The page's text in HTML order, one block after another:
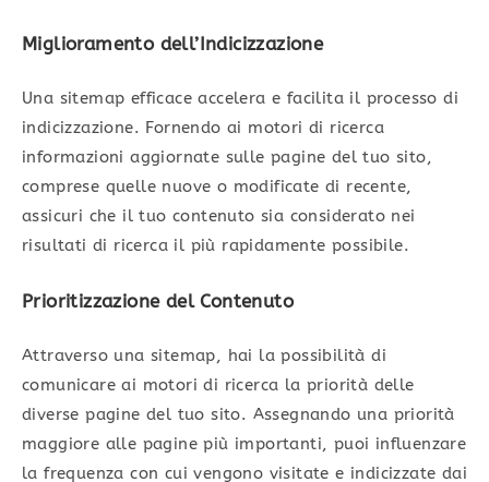
Miglioramento dell’Indicizzazione
Una sitemap efficace accelera e facilita il processo di
indicizzazione. Fornendo ai motori di ricerca
informazioni aggiornate sulle pagine del tuo sito,
comprese quelle nuove o modificate di recente,
assicuri che il tuo contenuto sia considerato nei
risultati di ricerca il più rapidamente possibile.
Prioritizzazione del Contenuto
Attraverso una sitemap, hai la possibilità di
comunicare ai motori di ricerca la priorità delle
diverse pagine del tuo sito. Assegnando una priorità
maggiore alle pagine più importanti, puoi influenzare
la frequenza con cui vengono visitate e indicizzate dai